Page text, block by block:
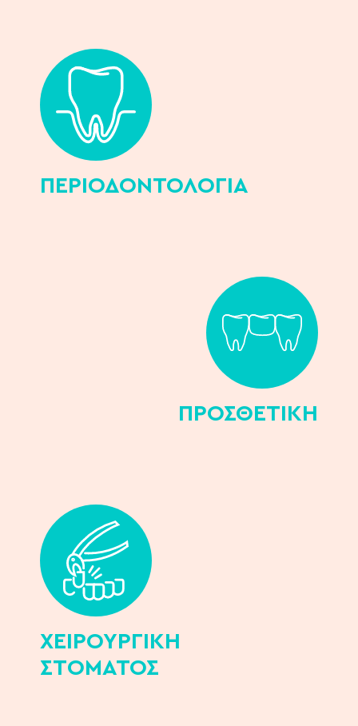
ΠΕΡΙΟΔΟΝΤΟΛΟΓIΑ
ΠΡΟΣΘΕΤΙΚH
ΧΕΙΡΟΥΡΓΙΚH
ΣΤOΜΑΤΟΣ